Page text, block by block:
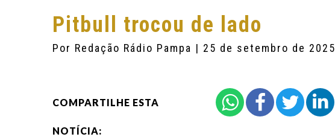
Pitbull trocou de lado
Por Redação Rádio Pampa | 25 de setembro de 2025
COMPARTILHE ESTA
NOTÍCIA: